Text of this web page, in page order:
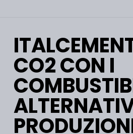
CO2 CON I